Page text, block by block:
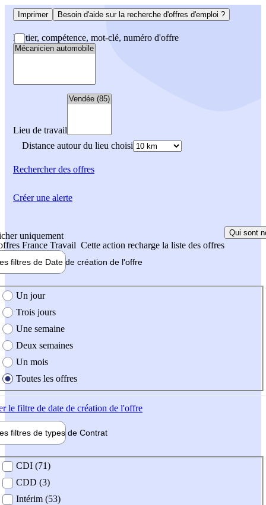
Imprimer Besoin d'aide sur la recherche d'offres d'emploi ?
Métier, compétence, mot-clé, numéro d'offre
Lieu de travail
Distance autour du lieu choisi
Rechercherdes offres
uniquement
France Travail Cette action recharge la liste des offres
Qui sont
filtres de Date de création de l'offre
création de l'offre
Un jour
Trois jours
Une semaine
Deux semaines
Un mois
Toutes les offres
le filtre de date de création de l'offre
filtres de types de Contrat
contrat
CDI (71)
CDD (3)
Intérim (53)
Créer une alerte